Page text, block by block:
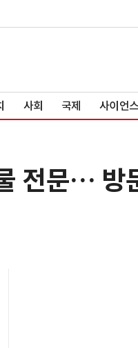
사회 국제 사이언
전문… 방